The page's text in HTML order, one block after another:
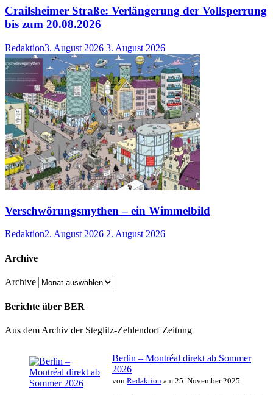
Crailsheimer Straße: Verlängerung der Vollsperrung
bis zum 20.08.2026
Redaktion3. August 2026 3. August 2026
Verschwörungsmythen – ein Wimmelbild
Redaktion2. August 2026 2. August 2026
Archive
Archive
Berichte über BER
Aus dem Archiv der Steglitz-Zehlendorf Zeitung
Berlin – Montréal direkt ab Sommer
2026
von Redaktion am 25. November 2025